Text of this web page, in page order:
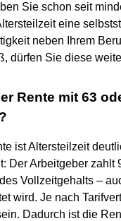
Sie schon seit
eine
neben Ihrem
dürfen Sie diese
Rente mit 63
ist Altersteilzeit
Der Arbeitgeber zahlt
Vollzeitgehalts –
wird. Je nach
Dadurch ist die